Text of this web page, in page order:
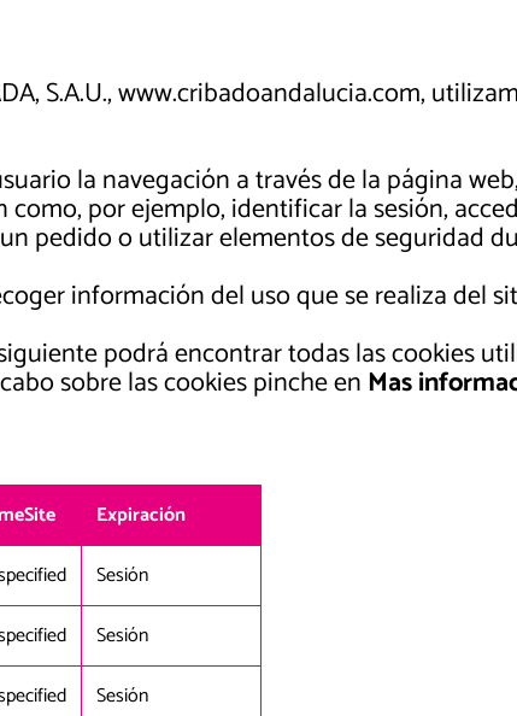
S.A.U., www.cribadoandalucia.com,
la navegación a través de la página
por ejemplo, identificar la sesión,
pedido o utilizar elementos de seguridad
información del uso que se realiza del
podrá encontrar todas las cookies
sobre las cookies pinche enMas
Expiración
Sesión
Sesión
Sesión